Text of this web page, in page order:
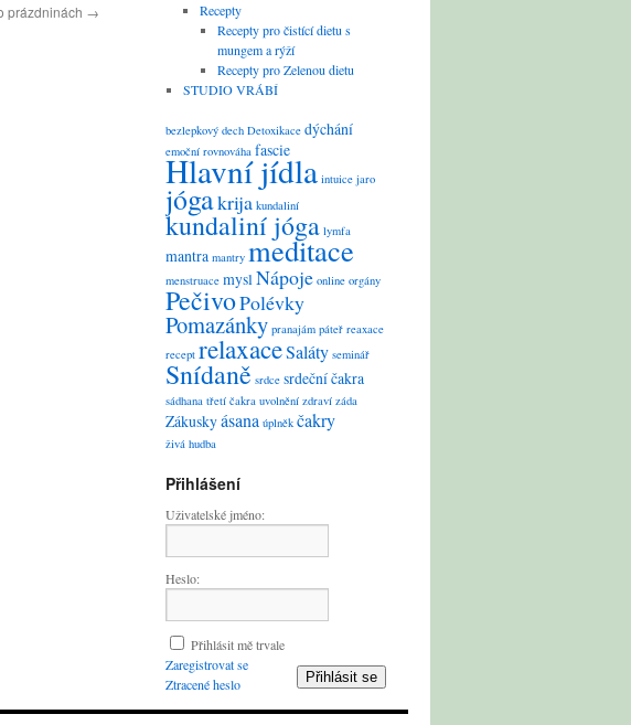
prázdninách →
Recepty
Recepty pro čistící dietu s
mungem a rýží
Recepty pro Zelenou dietu
STUDIO VRÁBÍ
bezlepkový dech Detoxikace dýchání
emoční rovnováha fascie
Hlavní jídla intuice jaro
jógakrija kundaliní
kundaliní jóga lymfa
mantra mantry meditace
menstruace myslNápoje online orgány
PečivoPolévky
Pomazánky pranajám páteř reaxace
recept relaxaceSaláty seminář
Snídaně srdce srdeční čakra
sádhana třetí čakra uvolnění zdraví záda
Zákuskyásana úplněk čakry
živá hudba
Přihlášení
Uživatelské jméno:
Heslo:
Přihlásit mě trvale
Přihlásit se
Zaregistrovat se
Ztracené heslo